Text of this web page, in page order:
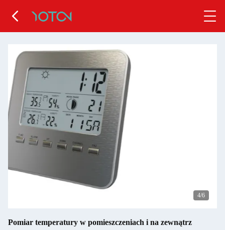
4/6
Pomiar temperatury w pomieszczeniach i na zewnątrz